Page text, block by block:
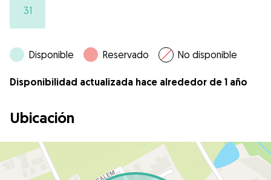
31
Disponible Reservado No disponible
Disponibilidad actualizada hace alrededor de 1 año
Ubicación